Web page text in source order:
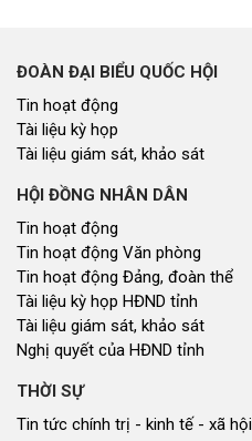
ĐOÀN ĐẠI BIỂU QUỐC HỘI
Tin hoạt động
Tài liệu kỳ họp
Tài liệu giám sát, khảo sát
HỘI ĐỒNG NHÂN DÂN
Tin hoạt động
Tin hoạt động Văn phòng
Tin hoạt động Đảng, đoàn thể
Tài liệu kỳ họp HĐND tỉnh
Tài liệu giám sát, khảo sát
Nghị quyết của HĐND tỉnh
THỜI SỰ
Tin tức chính trị - kinh tế - xã hội